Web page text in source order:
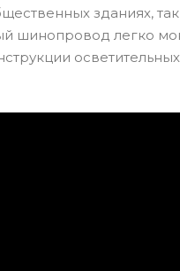
зданиях,
легко